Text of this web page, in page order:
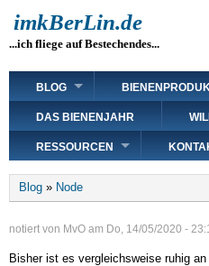
zum
Inhalt
imkBerLin.de
...ich fliege auf Bestechendes...
Main
navigation
BLOG
DAS BIENENJAHR
RESSOURCEN
Breadcrumb
Blog Node
notiert von MvO am Do, 14/05/2020 -
Bisher ist es vergleichsweise ruhig